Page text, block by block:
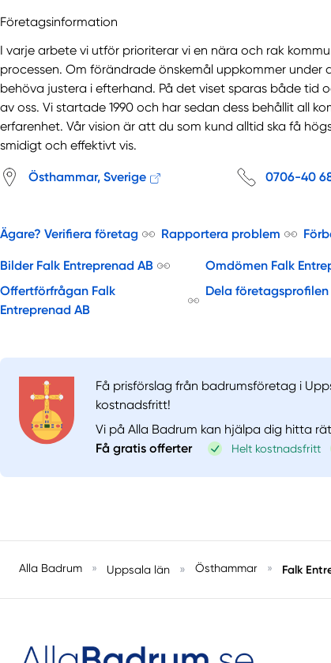
Företagsinformation
I varje arbete vi utför prioriterar vi en nära och rak
processen. Om förändrade önskemål uppkommer
behöva justera i efterhand. På det viset sparas både tid
av oss. Vi startade 1990 och har sedan dess behållit all
erfarenhet. Vår vision är att du som kund alltid ska få
smidigt och effektivt vis.
Östhammar, Sverige 0706-40
Ägare? Verifiera företag Rapportera problem
Bilder Falk Entreprenad AB
Omdömen Falk
Offertförfrågan Falk
Entreprenad AB
Dela företagsprofilen
Få prisförslag från badrumsföretag i
kostnadsfritt!
Vi på Alla Badrum kan hjälpa dig hitta
Få gratis offerter
Helt kostnadsfritt
Alla Badrum » Uppsala län » Östhammar » Falk